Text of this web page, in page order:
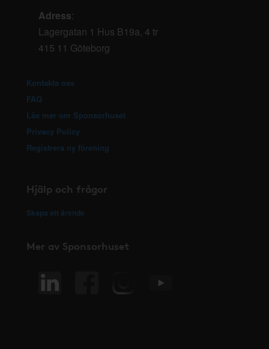
Adress:
Lagergatan 1 Hus B19a, 4 tr
415 11 Göteborg
Kontakta oss
FAQ
Läs mer om Sponsorhuset
Privacy Policy
Registrera ny förening
Hjälp och frågor
Skapa ett ärende
Mer av Sponsorhuset